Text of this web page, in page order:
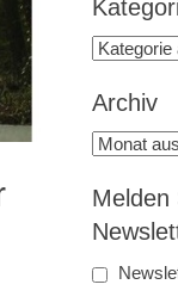
Kategorien
Archiv
Archiv
Melden